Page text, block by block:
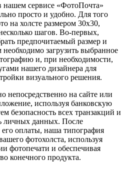
нашем сервисе «ФотоПочта»
просто и удобно. Для того
на холсте размером 30х30,
шагов. Во-первых,
предпочитаемый размер и
необходимо загрузить выбранное
и, при необходимости,
нашего дизайнера для
визуального решения.
непосредственно на сайте или
используя банковскую
безопасность всех транзакций и
личных данных. После
его оплаты, наша типография
фотохолста, используя
фотопечати и обеспечивая
конечного продукта.